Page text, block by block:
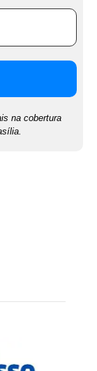
na cobertura